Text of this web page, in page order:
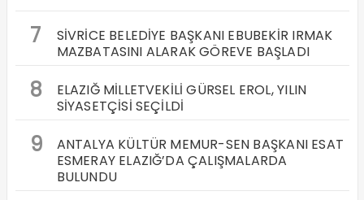
7
SİVRİCE BELEDİYE BAŞKANI EBUBEKİR IRMAK
MAZBATASINI ALARAK GÖREVE BAŞLADI
8
ELAZIĞ MİLLETVEKİLİ GÜRSEL EROL, YILIN
SİYASETÇİSİ SEÇİLDİ
9
ANTALYA KÜLTÜR MEMUR-SEN BAŞKANI ESAT
ESMERAY ELAZIĞ’DA ÇALIŞMALARDA
BULUNDU